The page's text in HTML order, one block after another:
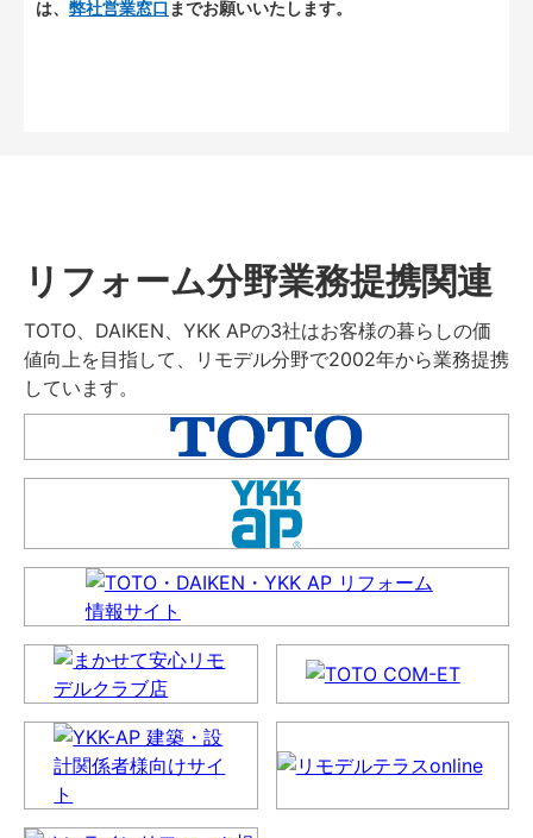
は、 弊社営業窓口 までお願いいたします。
リフォーム分野業務提携関連
TOTO、DAIKEN、YKK APの3社はお客様の暮らしの価
値向上を目指して、リモデル分野で2002年から業務提携
しています。